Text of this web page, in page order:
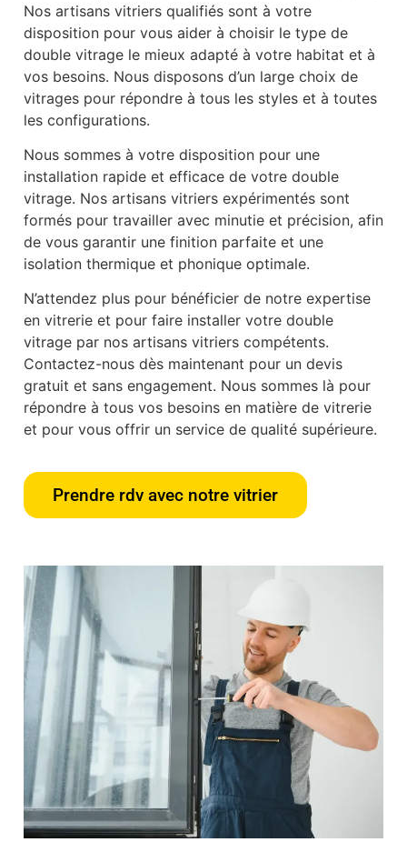
Nos artisans vitriers qualifiés sont à votre
disposition pour vous aider à choisir le type de
double vitrage le mieux adapté à votre habitat et à
vos besoins. Nous disposons d’un large choix de
vitrages pour répondre à tous les styles et à toutes
les configurations.
Nous sommes à votre disposition pour une
installation rapide et efficace de votre double
vitrage. Nos artisans vitriers expérimentés sont
formés pour travailler avec minutie et précision, afin
de vous garantir une finition parfaite et une
isolation thermique et phonique optimale.
N’attendez plus pour bénéficier de notre expertise
en vitrerie et pour faire installer votre double
vitrage par nos artisans vitriers compétents.
Contactez-nous dès maintenant pour un devis
gratuit et sans engagement. Nous sommes là pour
répondre à tous vos besoins en matière de vitrerie
et pour vous offrir un service de qualité supérieure.
Prendre rdv avec notre vitrier